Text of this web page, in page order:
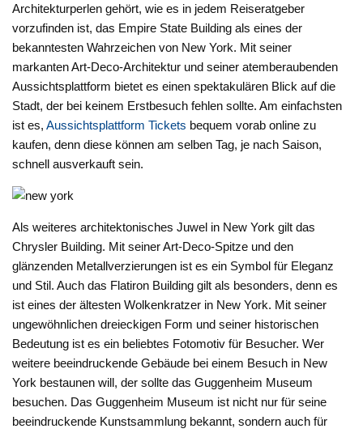
Architekturperlen gehört, wie es in jedem Reiseratgeber
vorzufinden ist, das Empire State Building als eines der
bekanntesten Wahrzeichen von New York. Mit seiner
markanten Art-Deco-Architektur und seiner atemberaubenden
Aussichtsplattform bietet es einen spektakulären Blick auf die
Stadt, der bei keinem Erstbesuch fehlen sollte. Am einfachsten
ist es,Aussichtsplattform Tickets bequem vorab online zu
kaufen, denn diese können am selben Tag, je nach Saison,
schnell ausverkauft sein.
Als weiteres architektonisches Juwel in New York gilt das
Chrysler Building. Mit seiner Art-Deco-Spitze und den
glänzenden Metallverzierungen ist es ein Symbol für Eleganz
und Stil. Auch das Flatiron Building gilt als besonders, denn es
ist eines der ältesten Wolkenkratzer in New York. Mit seiner
ungewöhnlichen dreieckigen Form und seiner historischen
Bedeutung ist es ein beliebtes Fotomotiv für Besucher. Wer
weitere beeindruckende Gebäude bei einem Besuch in New
York bestaunen will, der sollte das Guggenheim Museum
besuchen. Das Guggenheim Museum ist nicht nur für seine
beeindruckende Kunstsammlung bekannt, sondern auch für